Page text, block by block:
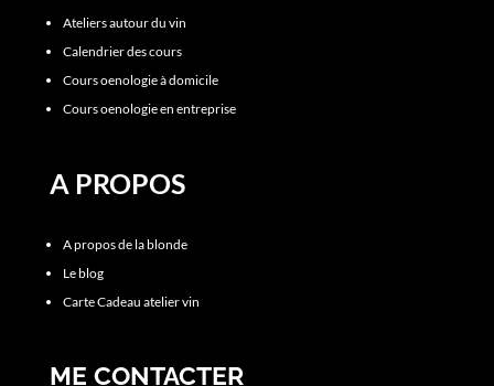
Ateliers autour du vin
Calendrier des cours
Cours oenologie à domicile
Cours oenologie en entreprise
A PROPOS
A propos de la blonde
Le blog
Carte Cadeau atelier vin
ME CONTACTER